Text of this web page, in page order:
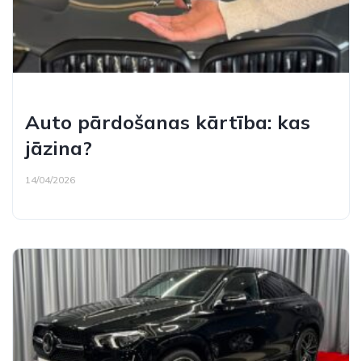
Auto pārdošanas kārtība: kas
jāzina?
14/04/2026